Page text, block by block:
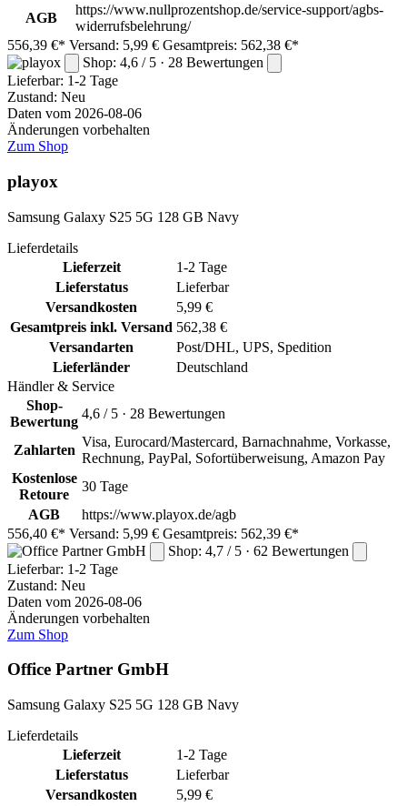
AGB
https://www.nullprozentshop.de/service-support/agbs-
widerrufsbelehrung/
556,39 €* Versand: 5,99 € Gesamtpreis: 562,38 €*
Shop: 4,6 / 5 · 28 Bewertungen
Lieferbar: 1-2 Tage
Zustand: Neu
Daten vom 2026-08-06
Änderungen vorbehalten
Zum Shop
playox
Samsung Galaxy S25 5G 128 GB Navy
Lieferdetails
Lieferzeit
1-2 Tage
Lieferstatus
Lieferbar
Versandkosten
5,99 €
Gesamtpreis inkl. Versand 562,38 €
Versandarten
Post/DHL, UPS, Spedition
Lieferländer
Deutschland
Händler & Service
Shop-
Bewertung
4,6 / 5 · 28 Bewertungen
Zahlarten
Visa, Eurocard/Mastercard, Barnachnahme, Vorkasse,
Rechnung, PayPal, Sofortüberweisung, Amazon Pay
Kostenlose
Retoure
30 Tage
AGB
https://www.playox.de/agb
556,40 €* Versand: 5,99 € Gesamtpreis: 562,39 €*
Shop: 4,7 / 5 · 62 Bewertungen
Lieferbar: 1-2 Tage
Zustand: Neu
Daten vom 2026-08-06
Änderungen vorbehalten
Zum Shop
Office Partner GmbH
Samsung Galaxy S25 5G 128 GB Navy
Lieferdetails
Lieferzeit
1-2 Tage
Lieferstatus
Lieferbar
Versandkosten
5,99 €